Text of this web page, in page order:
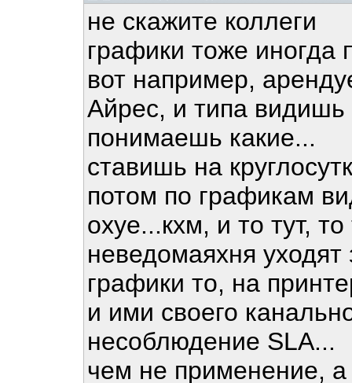
не скажите коллеги
графики тоже иногда
вот например,
Айрес, и типа видишь
понимаешь какие...
ставишь на
потом по графикам
охуе...кхм, и то тут,
неведомаяхня
графики то, на
и ими своего
несоблюдение SLA...
чем не применение,